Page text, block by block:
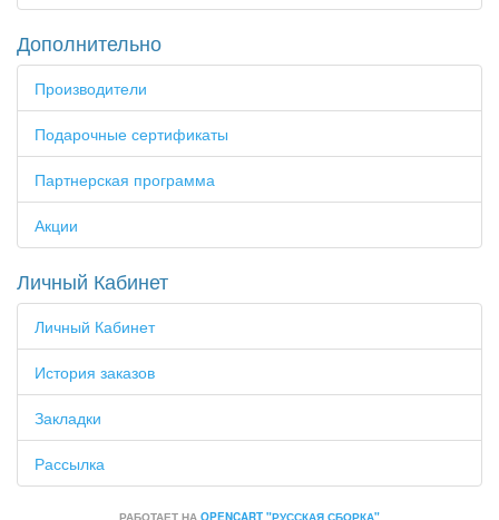
Дополнительно
Производители
Подарочные сертификаты
Партнерская программа
Акции
Личный Кабинет
Личный Кабинет
История заказов
Закладки
Рассылка